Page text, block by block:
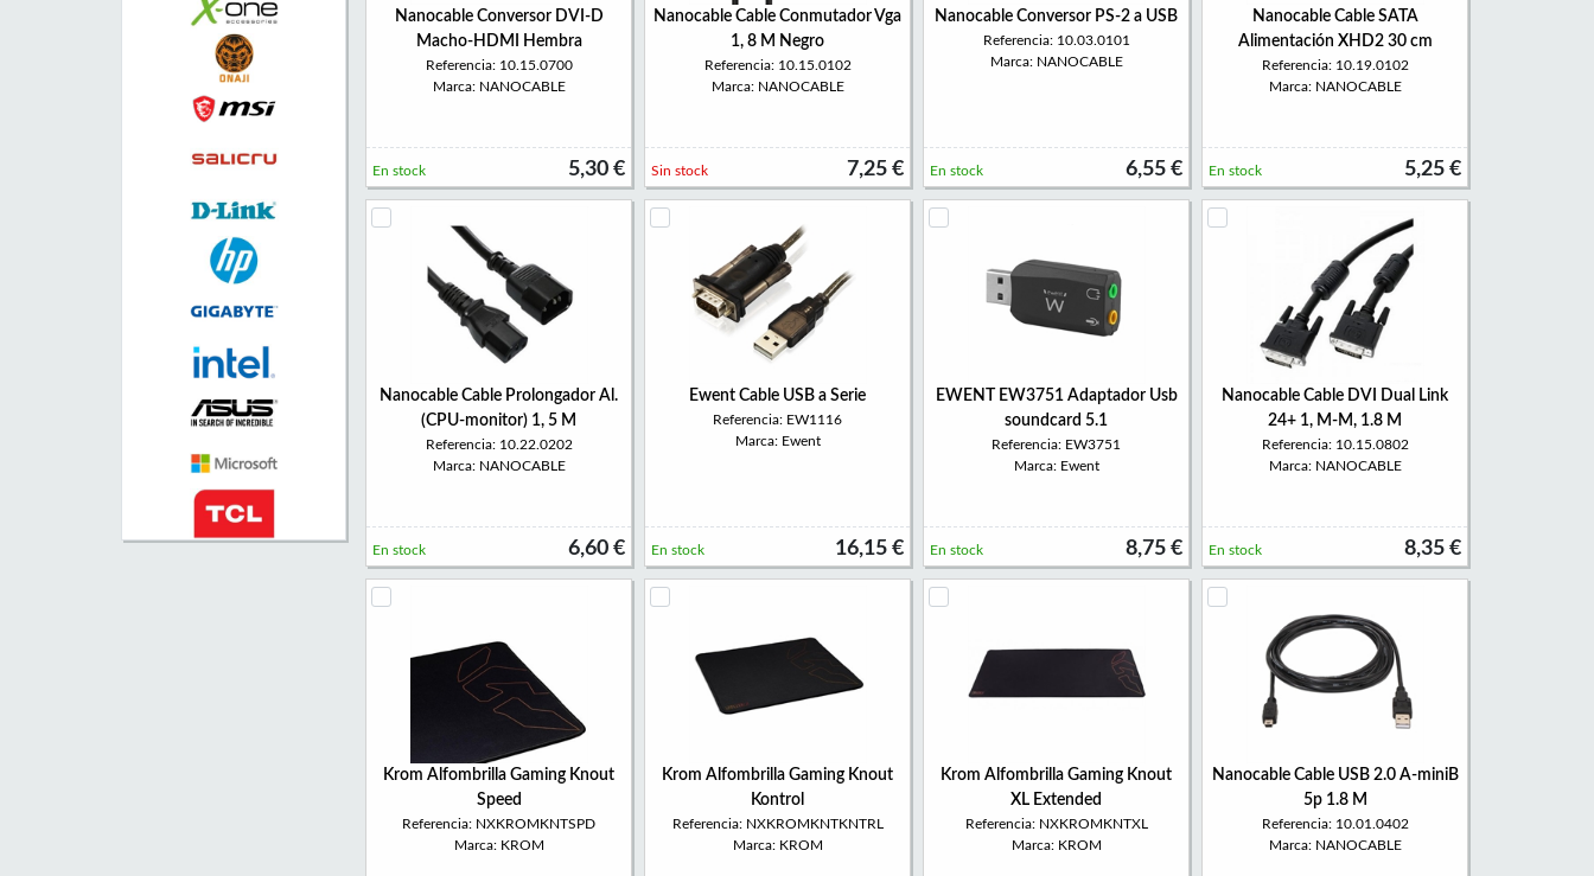
Nanocable Conversor DVI-D
Macho-HDMI Hembra
Referencia: 10.15.0700
Marca: NANOCABLE
5,30 €
En stock
Nanocable Cable Conmutador Vga
1, 8 M Negro
Referencia: 10.15.0102
Marca: NANOCABLE
7,25 €
Sin stock
Nanocable Conversor PS-2 a USB
Referencia: 10.03.0101
Marca: NANOCABLE
6,55 €
En stock
Nanocable Cable SATA
Alimentación XHD2 30 cm
Referencia: 10.19.0102
Marca: NANOCABLE
5,25 €
En stock
Nanocable Cable Prolongador Al.
(CPU-monitor) 1, 5 M
Referencia: 10.22.0202
Marca: NANOCABLE
6,60 €
En stock
Ewent Cable USB a Serie
Referencia: EW1116
Marca: Ewent
16,15 €
En stock
EWENT EW3751 Adaptador Usb
soundcard 5.1
Referencia: EW3751
Marca: Ewent
8,75 €
En stock
Nanocable Cable DVI Dual Link
24+ 1, M-M, 1.8 M
Referencia: 10.15.0802
Marca: NANOCABLE
8,35 €
En stock
Krom Alfombrilla Gaming Knout
Speed
Referencia: NXKROMKNTSPD
Marca: KROM
Krom Alfombrilla Gaming Knout
Kontrol
Referencia: NXKROMKNTKNTRL
Marca: KROM
Krom Alfombrilla Gaming Knout
XL Extended
Referencia: NXKROMKNTXL
Marca: KROM
Nanocable Cable USB 2.0 A-miniB
5p 1.8 M
Referencia: 10.01.0402
Marca: NANOCABLE